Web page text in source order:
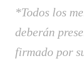
*Todos los
deberán
firmado por